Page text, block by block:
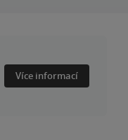
Více informací